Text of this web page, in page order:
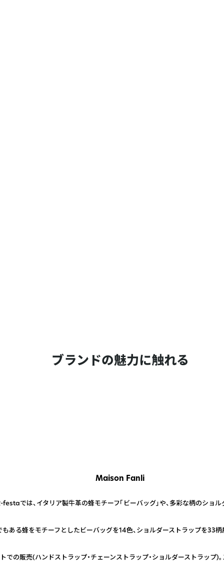
ブランドの魅力に触れる
Maison Fanli
festaでは、イタリア製牛革の蜂モチーフ「ビーバッグ」や、多彩な柄のショ
ある蜂をモチーフとしたビーバッグを14色、ショルダーストラップを33柄
の販売(ハンドストラップ・チェーンストラップ・ショルダーストラップ)